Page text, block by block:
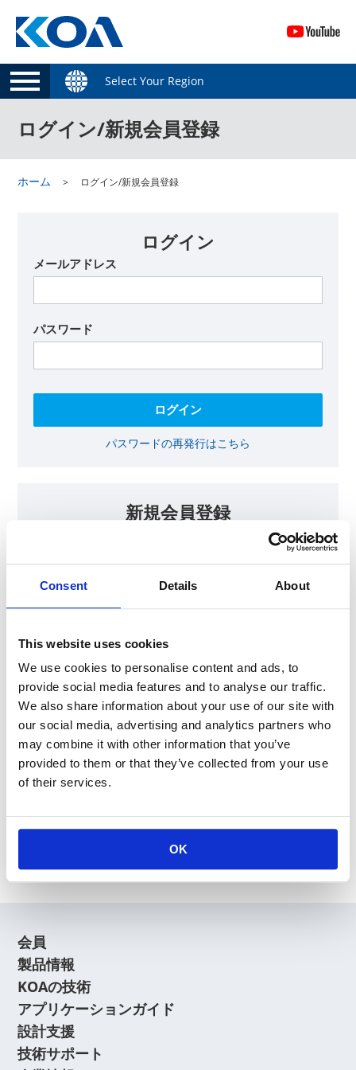
Consent Details About
This website uses cookies
We use cookies to personalise content and ads, to
provide social media features and to analyse our traffic.
We also share information about your use of our site with
our social media, advertising and analytics partners who
may combine it with other information that you’ve
provided to them or that they’ve collected from your use
of their services.
OK
Select Your Region
ログイン/新規会員登録
ホーム ログイン/新規会員登録
ログイン
メールアドレス
パスワード
パスワードの再発行はこちら
新規会員登録
KOAの会員ページでは、回路設計等に​お役立ていただける最新情報
をご提供しております。​会員登録いただいた方には、各種ご案内を
メールにてお届けいたします。
【会員限定コンテンツ】
抵抗器 温度分布シミュレータ
最新技術セミナー動画・資料
KOA Thermal Design Technology
会員登録に関するよくあるご質問はこちら
会員
製品情報
KOAの技術
アプリケーションガイド
設計支援
技術サポート